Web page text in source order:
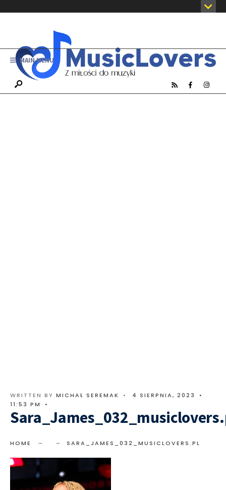
MAIN MENU
WRITTEN BY MICHAŁ SEREMAK • 4 SIERPNIA, 2023
•
11:53 PM
•
HOME SARA_JAMES_032_MUSICLOVERS.PL